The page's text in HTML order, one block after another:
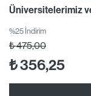
Üniversitelerimiz
%25 İndirim
₺475,00
₺356,25